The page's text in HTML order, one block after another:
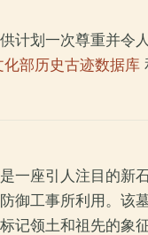
计划一次尊重并令
化部历史古迹数据库
一座引人注目的新
御工事所利用。该
记领土和祖先的象